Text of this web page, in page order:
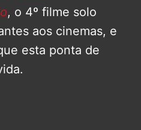
, o 4º filme solo
aos cinemas, e
esta ponta de